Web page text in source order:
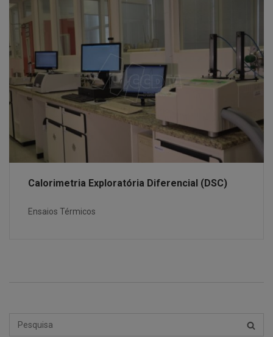
Calorimetria Exploratória Diferencial (DSC)
Ensaios Térmicos
Pesquisar